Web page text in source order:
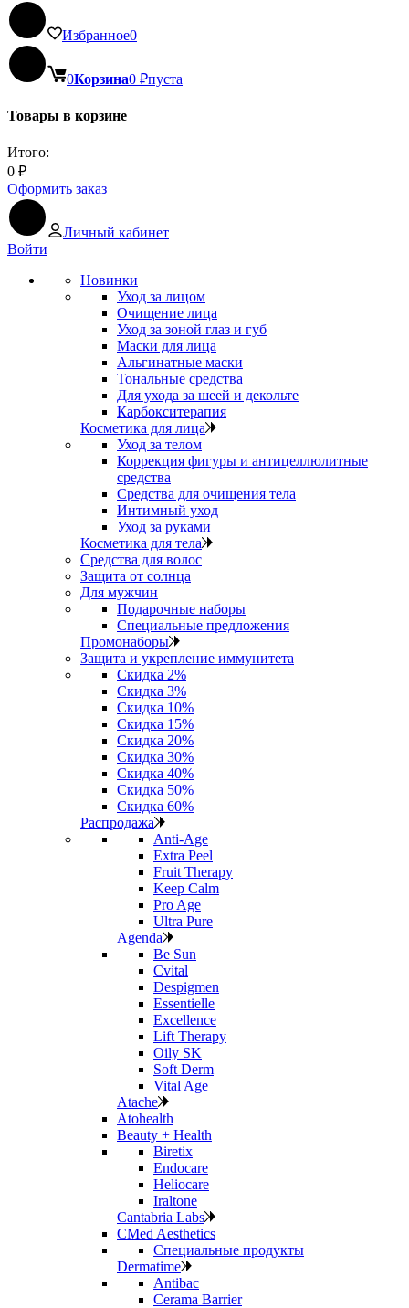
Избранное0
0Корзина0 ₽пуста
Товары в корзине
Итого:
0 ₽
Оформить заказ
Личный кабинет
Войти
Новинки
Уход за лицом
Очищение лица
Уход за зоной глаз и губ
Маски для лица
Альгинатные маски
Тональные средства
Для ухода за шеей и декольте
Карбокситерапия
Косметика для лица
Уход за телом
Коррекция фигуры и антицеллюлитные
средства
Средства для очищения тела
Интимный уход
Уход за руками
Косметика для тела
Средства для волос
Защита от солнца
Для мужчин
Подарочные наборы
Специальные предложения
Промонаборы
Защита и укрепление иммунитета
Скидка 2%
Скидка 3%
Скидка 10%
Скидка 15%
Скидка 20%
Скидка 30%
Скидка 40%
Скидка 50%
Скидка 60%
Распродажа
Anti‑Age
Extra Peel
Fruit Therapy
Keep Calm
Pro Age
Ultra Pure
Agenda
Be Sun
Cvital
Despigmen
Essentielle
Excellence
Lift Therapy
Oily SK
Soft Derm
Vital Age
Atache
Atohealth
Beauty + Health
Biretix
Endocare
Heliocare
Iraltone
Cantabria Labs
CMed Aesthetics
Специальные продукты
Dermatime
Antibac
Cerama Barrier